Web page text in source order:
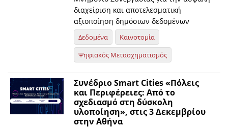
διαχείριση και αποτελεσματική
αξιοποίηση δημόσιων δεδομένων
Δεδομένα
Καινοτομία
Ψηφιακός Μετασχηματισμός
Συνέδριο Smart Cities «Πόλεις
και Περιφέρειες: Από το
σχεδιασμό στη δύσκολη
υλοποίηση», στις 3 Δεκεμβρίου
στην Αθήνα